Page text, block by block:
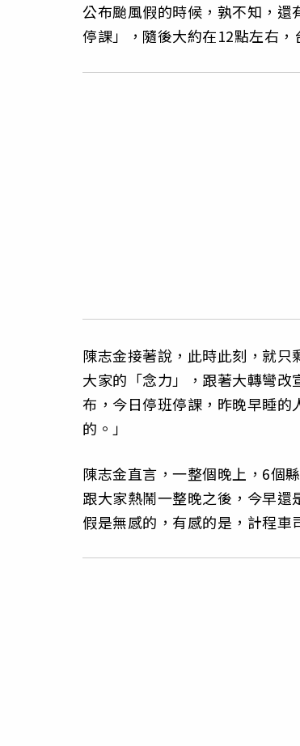
公布颱風假的時候，孰不知，
停課」，隨後大約在12點左右
陳志金接著說，此時此刻，就
大家的「念力」，跟著大轉彎
布，今日停班停課，昨晚早睡
的。」
陳志金直言，一整個晚上，6個
跟大家熱鬧一整晚之後，今早
假是無感的，有感的是，計程車